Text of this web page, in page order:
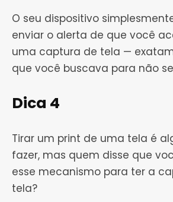
O seu dispositivo
enviar o alerta de que você
uma captura de tela —
que você buscava para não
Dica 4
Tirar um print de uma tela é
fazer, mas quem disse que
esse mecanismo para ter a
tela?